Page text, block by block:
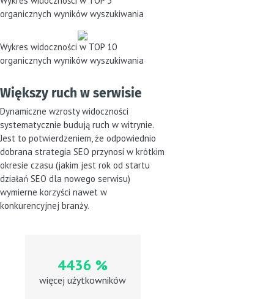
organicznych wyników wyszukiwania
Wykres widoczności w TOP 10
organicznych wyników wyszukiwania
Większy ruch w serwisie
Dynamiczne wzrosty widoczności
systematycznie budują ruch w witrynie.
Jest to potwierdzeniem, że odpowiednio
dobrana strategia SEO przynosi w krótkim
okresie czasu (jakim jest rok od startu
działań SEO dla nowego serwisu)
wymierne korzyści nawet w
konkurencyjnej branży.
4436 %
więcej użytkowników